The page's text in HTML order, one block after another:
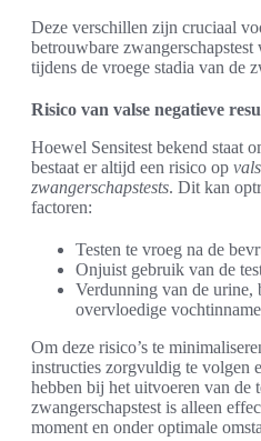
Deze verschillen zijn cruciaal
betrouwbare
tijdens de vroege stadia van de
Risico van valse negatieve
Hoewel Sensitest bekend staat
bestaat er altijd een risico op
zwangerschapstests. Dit kan
factoren:
Testen te vroeg na de
Onjuist gebruik van de
Verdunning van de urine,
overvloedige
Om deze risico’s te
instructies zorgvuldig te volgen
hebben bij het uitvoeren van de
zwangerschapstest is alleen
moment en onder optimale